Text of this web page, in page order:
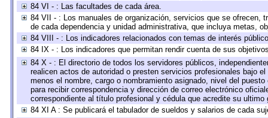
84 VI - : Las facultades de cada área.
84 VII - : Los manuales de organización, servicios que se
de cada dependencia y unidad administrativa, que incluya metas,
84 VIII - : Los indicadores relacionados con temas de interés
84 IX - : Los indicadores que permitan rendir cuenta de sus
84 X - : El directorio de todos los servidores públicos,
realicen actos de autoridad o presten servicios profesionales bajo
menos el nombre, cargo o nombramiento asignado, nivel del
para recibir correspondencia y dirección de correo electrónico
correspondiente al título profesional y cédula que acredite su ultimo
84 XI A : Se publicará el tabulador de sueldos y salarios de cada